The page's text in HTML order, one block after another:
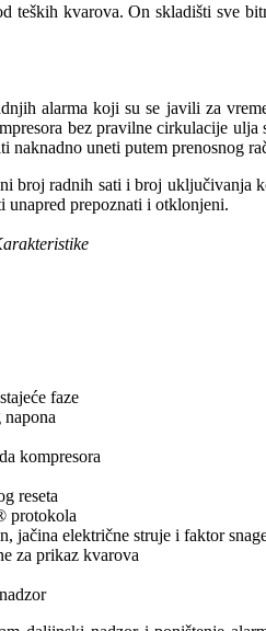
teških kvarova. On skladišti sve
alarma koji su se javili za
bez pravilne cirkulacije
uneti putem prenosnog
broj radnih sati i broj uključivanja
prepoznati i otklonjeni.
faze
kompresora
reseta
protokola
jačina električne struje i faktor
za prikaz kvarova